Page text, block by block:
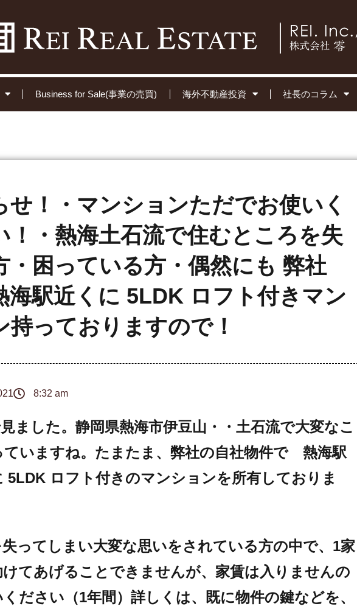
Business for Sale(事業の売買) 海外不動産投資 社長のコラム
せ！・マンションただでお使いく
！・熱海土石流で住むところを失
・困っている方・偶然にも 弊社
駅近くに 5LDK ロフト付きマン
持っておりますので！
8:32 am
ました。静岡県熱海市伊豆山・・土石流で大変なこ
ていますね。たまたま、弊社の自社物件で 熱海駅
5LDK ロフト付きのマンションを所有しておりま
ってしまい大変な思いをされている方の中で、1家
てあげることできませんが、家賃は入りませんの
ださい（1年間）詳しくは、既に物件の鍵などを、